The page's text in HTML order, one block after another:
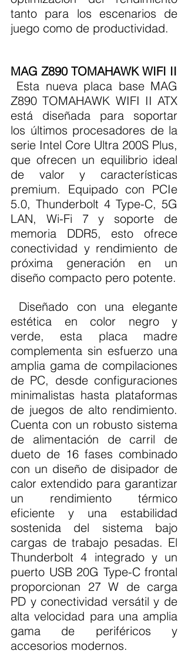
tanto para los escenarios de
juego como de productividad.
MAG Z890 TOMAHAWK WIFI II
Z890 TOMAHAWK WIFI II ATX
está diseñada para soportar
los últimos procesadores de la
serie Intel Core Ultra 200S Plus,
que ofrecen un equilibrio ideal
de valor y características
premium. Equipado con PCIe
5.0, Thunderbolt 4 Type-C, 5G
LAN, Wi-Fi 7 y soporte de
memoria DDR5, esto ofrece
conectividad y rendimiento de
próxima generación en un
diseño compacto pero potente.
estética en color negro y
verde, esta placa madre
complementa sin esfuerzo una
amplia gama de compilaciones
de PC, desde configuraciones
minimalistas hasta plataformas
de juegos de alto rendimiento.
Cuenta con un robusto sistema
de alimentación de carril de
dueto de 16 fases combinado
con un diseño de disipador de
calor extendido para garantizar
un rendimiento térmico
eficiente y una estabilidad
sostenida del sistema bajo
cargas de trabajo pesadas. El
Thunderbolt 4 integrado y un
puerto USB 20G Type-C frontal
proporcionan 27 W de carga
PD y conectividad versátil y de
alta velocidad para una amplia
gama de periféricos y
accesorios modernos.